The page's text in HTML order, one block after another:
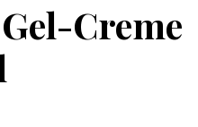
Creme